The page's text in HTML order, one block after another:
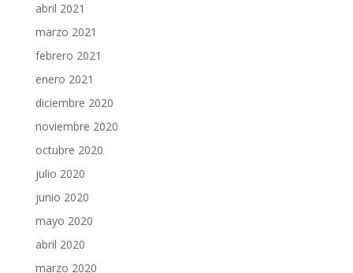
abril 2021
marzo 2021
febrero 2021
enero 2021
diciembre 2020
noviembre 2020
octubre 2020
julio 2020
junio 2020
mayo 2020
abril 2020
marzo 2020